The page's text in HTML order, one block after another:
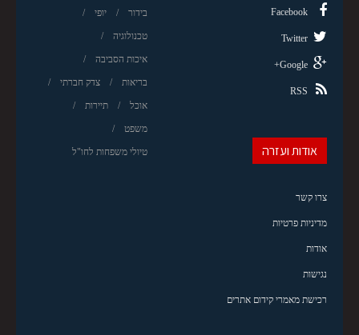
בידור יופי
טכנולוגיה
איכות הסביבה
בריאות צדק חברתי
אוכל תיירות
משפט
טיולי משפחות לחו"ל
Facebook
Twitter
Google+
RSS
אודות ועזרה
צרו קשר
מדיניות פרטיות
אודות
נגישות
רכישת מאמרי קידום אתרים